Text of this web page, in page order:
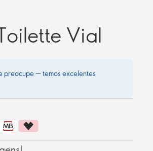
Vial
preocupe — temos excelentes